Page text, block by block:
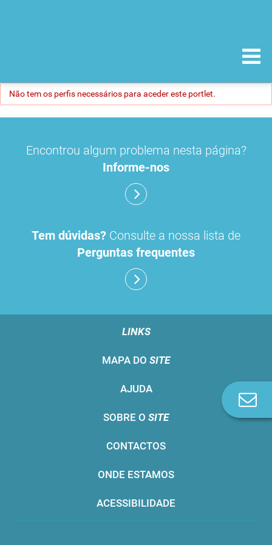
Não tem os perfis necessários para aceder este portlet.
Encontrou algum problema nesta página?
Informe-nos
Tem dúvidas? Consulte a nossa lista de
Perguntas frequentes
LINKS
MAPA DO SITE
AJUDA
SOBRE O SITE
CONTACTOS
ONDE ESTAMOS
ACESSIBILIDADE